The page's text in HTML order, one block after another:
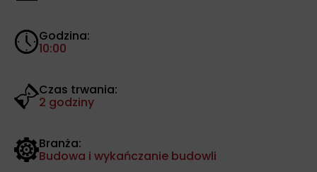
Godzina:
10:00
Czas trwania:
2 godziny
Branża:
Budowa i wykańczanie budowli